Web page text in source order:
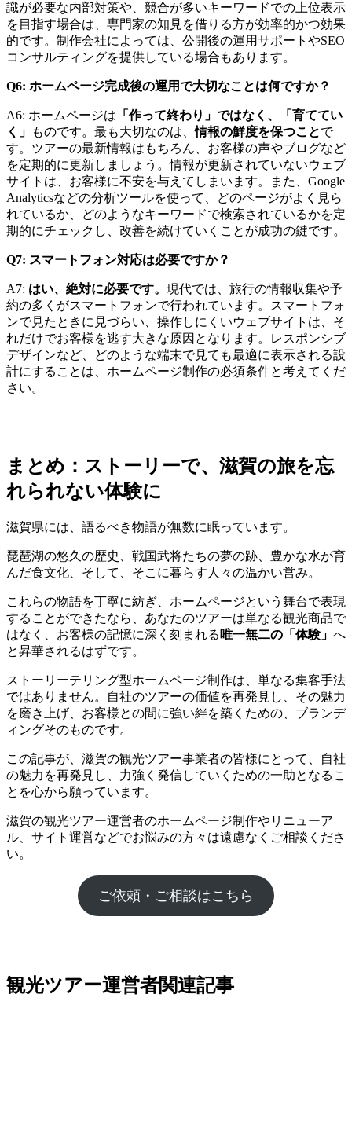
識が必要な内部対策や、競合が多いキーワードでの上位表示
を目指す場合は、専門家の知見を借りる方が効率的かつ効果
的です。制作会社によっては、公開後の運用サポートやSEO
コンサルティングを提供している場合もあります。
Q6: ホームページ完成後の運用で大切なことは何ですか？
A6: ホームページは 「作って終わり」ではなく、「育ててい
く」
ものです。最も大切なのは、情報の鮮度を保つことで
す。ツアーの最新情報はもちろん、お客様の声やブログなど
を定期的に更新しましょう。情報が更新されていないウェブ
サイトは、お客様に不安を与えてしまいます。また、Google
Analyticsなどの分析ツールを使って、どのページがよく見ら
れているか、どのようなキーワードで検索されているかを定
期的にチェックし、改善を続けていくことが成功の鍵です。
Q7: スマートフォン対応は必要ですか？
A7: はい、絶対に必要です。 現代では、旅行の情報収集や予
約の多くがスマートフォンで行われています。スマートフォ
ンで見たときに見づらい、操作しにくいウェブサイトは、そ
れだけでお客様を逃す大きな原因となります。レスポンシブ
デザインなど、どのような端末で見ても最適に表示される設
計にすることは、ホームページ制作の必須条件と考えてくだ
さい。
まとめ：ストーリーで、滋賀の旅を忘
れられない体験に
滋賀県には、語るべき物語が無数に眠っています。
琵琶湖の悠久の歴史、戦国武将たちの夢の跡、豊かな水が育
んだ食文化、そして、そこに暮らす人々の温かい営み。
これらの物語を丁寧に紡ぎ、ホームページという舞台で表現
することができたなら、あなたのツアーは単なる観光商品で
はなく、お客様の記憶に深く刻まれる 唯一無二の「体験」 へ
と昇華されるはずです。
ストーリーテリング型ホームページ制作は、単なる集客手法
ではありません。自社のツアーの価値を再発見し、その魅力
を磨き上げ、お客様との間に強い絆を築くための、ブランデ
ィングそのものです。
この記事が、滋賀の観光ツアー事業者の皆様にとって、自社
の魅力を再発見し、力強く発信していくための一助となるこ
とを心から願っています。
滋賀の観光ツアー運営者のホームページ制作やリニューア
ル、サイト運営などでお悩みの方々は遠慮なくご相談くださ
い。
ご依頼・ご相談はこちら
観光ツアー運営者関連記事